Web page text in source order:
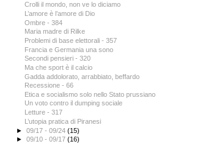
Crolli il mondo, non ve lo diciamo
L’amore è l’amore di Dio
Ombre - 384
Maria madre di Rilke
Problemi di base elettorali - 357
Francia e Germania una sono
Secondi pensieri - 320
Ma che sport è il calcio
Gadda addolorato, arrabbiato, beffardo
Recessione - 66
Etica e socialismo solo nello Stato prussiano
Un voto contro il dumping sociale
Letture - 317
L’utopia pratica di Piranesi
►09/17 - 09/24(15)
►09/10 - 09/17(16)